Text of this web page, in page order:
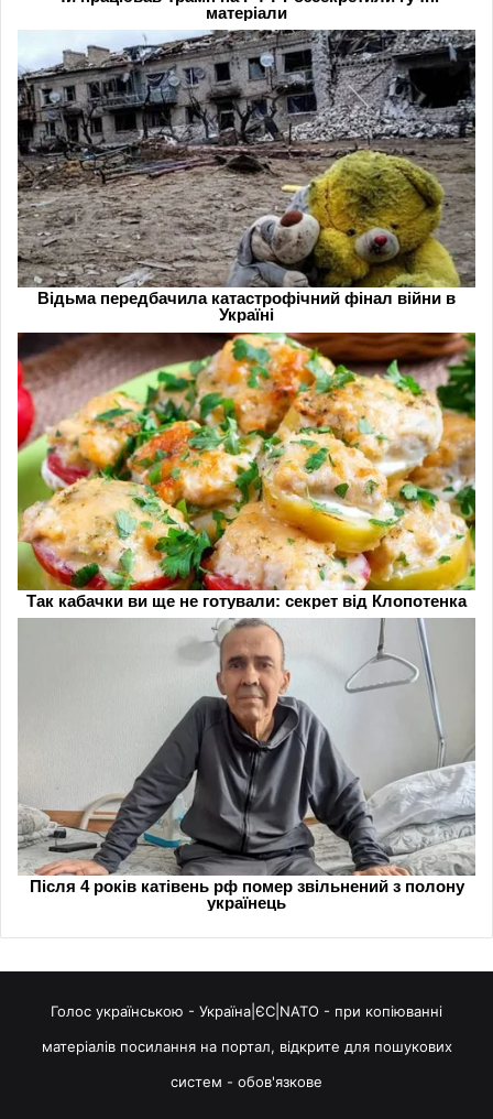
Голос українською - Україна|ЄС|NATO - при копіюванні
матеріалів посилання на портал, відкрите для пошукових
систем - обов'язкове